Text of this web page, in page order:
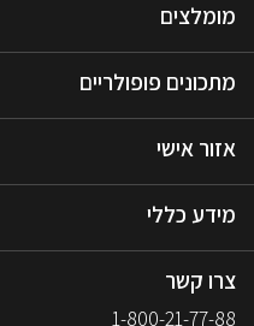
מומלצים
מתכונים פופולריים
אזור אישי
מידע כללי
צרו קשר
1-800-21-77-88